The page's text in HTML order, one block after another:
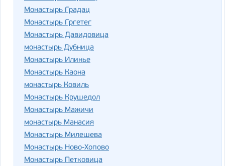
Монастырь Градац
Монастырь Гргетег
Монастырь Давидовица
монастырь Дубница
Монастырь Илинье
Монастырь Каона
монастырь Ковиль
Монастырь Крушедол
Монастырь Мажичи
монастырь Манасия
Монастырь Милешева
Монастырь Ново-Хопово
Монастырь Петковица